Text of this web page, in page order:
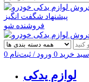
پیشنهاد شگفت انگیز
فروشنده شو
0 سبد خرید 0 ورود / ثبت‌نام
لوازم یدکی